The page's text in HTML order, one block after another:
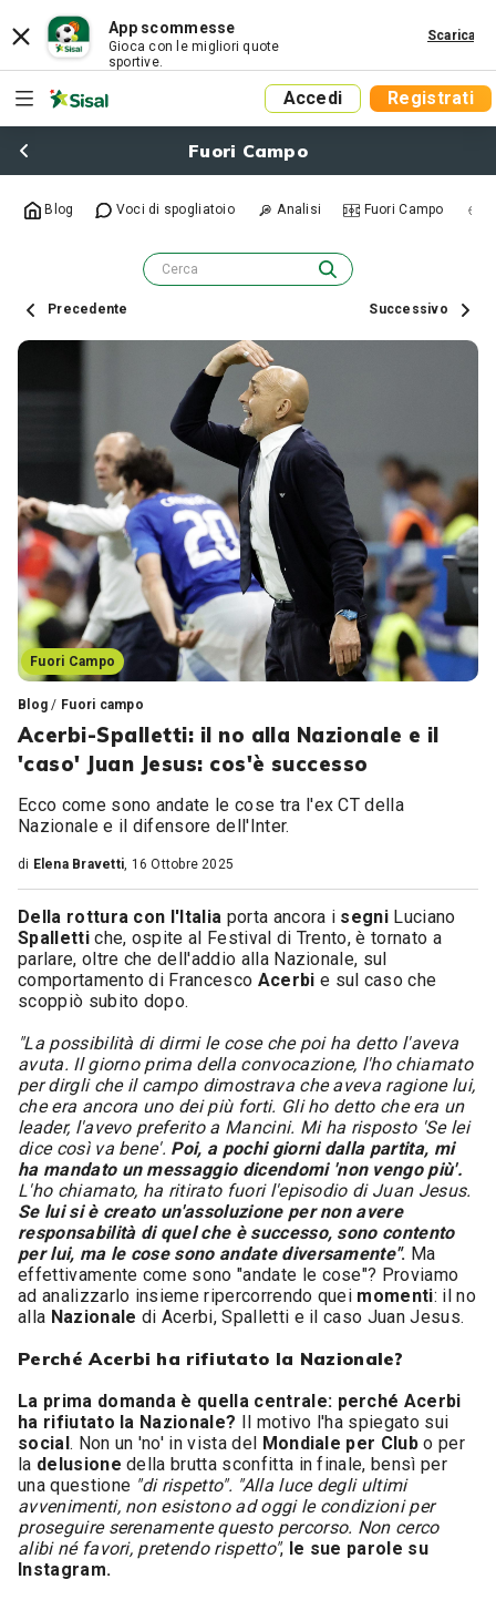
App scommesse
Gioca con le migliori quote
sportive.
Scarica
Accedi Registrati
Fuori Campo
Blog Voci di spogliatoio Analisi Fuori Campo
Precedente Successivo
Fuori Campo
Blog / Fuori campo
Acerbi-Spalletti: il no alla Nazionale e il
'caso' Juan Jesus: cos'è successo
Ecco come sono andate le cose tra l'ex CT della
Nazionale e il difensore dell'Inter.
di Elena Bravetti, 16 Ottobre 2025
Della rottura con l'Italia porta ancora i segni Luciano
Spallettiche, ospite al Festival di Trento, è tornato a
parlare, oltre che dell'addio alla Nazionale, sul
comportamento di Francesco Acerbi e sul caso che
scoppiò subito dopo.
"La possibilità di dirmi le cose che poi ha detto l'aveva
avuta. Il giorno prima della convocazione, l'ho chiamato
per dirgli che il campo dimostrava che aveva ragione lui,
che era ancora uno dei più forti. Gli ho detto che era un
leader, l'avevo preferito a Mancini. Mi ha risposto 'Se lei
dice così va bene'. Poi, a pochi giorni dalla partita, mi
ha mandato un messaggio dicendomi 'non vengo più'.
L'ho chiamato, ha ritirato fuori l'episodio di Juan Jesus.
Se lui si è creato un'assoluzione per non avere
responsabilità di quel che è successo, sono contento
per lui, ma le cose sono andate diversamente". Ma
effettivamente come sono "andate le cose"? Proviamo
ad analizzarlo insieme ripercorrendo quei momenti: il no
alla Nazionale di Acerbi, Spalletti e il caso Juan Jesus.
Perché Acerbi ha rifiutato la Nazionale?
La prima domanda è quella centrale: perché Acerbi
ha rifiutato la Nazionale? Il motivo l'ha spiegato sui
social. Non un 'no' in vista del Mondiale per Club o per
la delusionedella brutta sconfitta in finale, bensì per
una questione "di rispetto". "Alla luce degli ultimi
avvenimenti, non esistono ad oggi le condizioni per
proseguire serenamente questo percorso. Non cerco
alibi né favori, pretendo rispetto", le sue parole su
Instagram.